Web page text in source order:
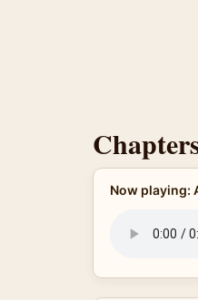
Now playing: